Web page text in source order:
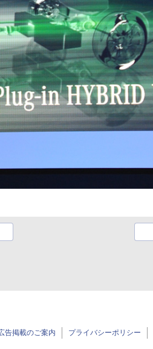
告掲載のご案内 プライバシーポリシー